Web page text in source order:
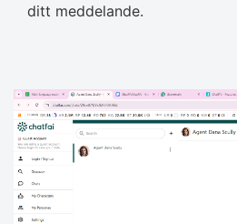
ditt meddelande.